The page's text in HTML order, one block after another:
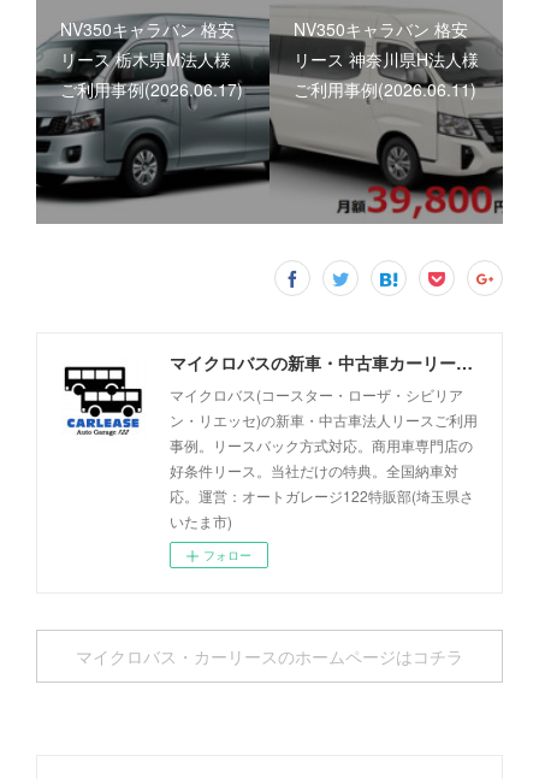
NV350キャラバン 格安
リース 栃木県M法人様
ご利用事例(2026.06.17)
NV350キャラバン 格安
リース 神奈川県H法人様
ご利用事例(2026.06.11)
マイクロバスの新車・中古車カーリース事例 - オートガレージ122
マイクロバス(コースター・ローザ・シビリア
ン・リエッセ)の新車・中古車法人リースご利用
事例。リースバック方式対応。商用車専門店の
好条件リース。当社だけの特典。全国納車対
応。運営：オートガレージ122特販部(埼玉県さ
いたま市)
フォロー
マイクロバス・カーリースのホームページはコチラ